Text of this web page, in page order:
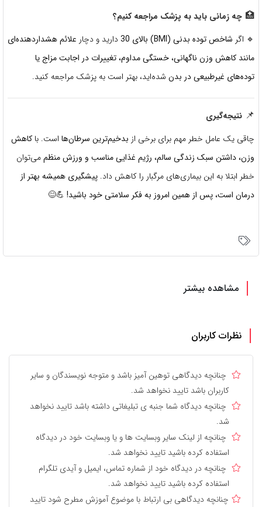
🏥 چه زمانی باید به پزشک مراجعه کنیم؟
🔹 اگر شاخص توده بدنی (BMI) بالای 30 دارید و دچار علائم هشداردهنده‌ای
مانند کاهش وزن ناگهانی، خستگی مداوم، تغییرات در اجابت مزاج یا
توده‌های غیرطبیعی در بدن شده‌اید، بهتر است به پزشک مراجعه کنید.
📌 نتیجه‌گیری
چاقی یک عامل خطر مهم برای برخی از بدخیم‌ترین سرطان‌ها است. با کاهش
وزن، داشتن سبک زندگی سالم، رژیم غذایی مناسب و ورزش منظممی‌توان
خطر ابتلا به این بیماری‌های مرگبار را کاهش داد. پیشگیری همیشه بهتر از
درمان است، پس از همین امروز به فکر سلامتی خود باشید! 💪😊
مشاهده بیشتر
نظرات کاربران
چنانچه دیدگاهی توهین آمیز باشد و متوجه نویسندگان و سایر
کاربران باشد تایید نخواهد شد.
چنانچه دیدگاه شما جنبه ی تبلیغاتی داشته باشد تایید نخواهد
شد.
چنانچه از لینک سایر وبسایت ها و یا وبسایت خود در دیدگاه
استفاده کرده باشید تایید نخواهد شد.
چنانچه در دیدگاه خود از شماره تماس، ایمیل و آیدی تلگرام
استفاده کرده باشید تایید نخواهد شد.
چنانچه دیدگاهی بی ارتباط با موضوع آموزش مطرح شود تایید